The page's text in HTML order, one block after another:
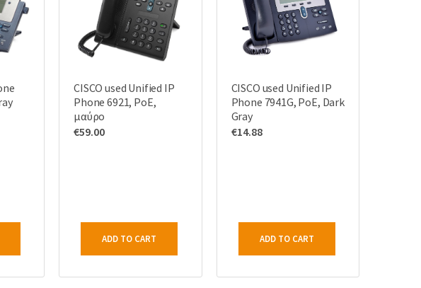
CISCO used Unified IP
Phone 6921, PoE,
μαύρο
€59.00
ADD TO CART
CISCO used Unified IP
Phone 7941G, PoE, Dark
Gray
€14.88
ADD TO CART